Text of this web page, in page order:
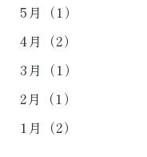
5月（1）
4月（2）
3月（1）
2月（1）
1月（2）